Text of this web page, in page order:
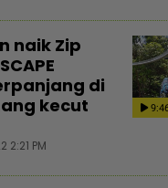
naik Zip
di
kecut
2:21 PM